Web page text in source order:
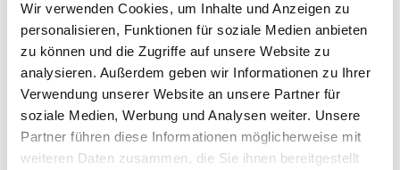
Wir verwenden Cookies, um Inhalte und Anzeigen zu
personalisieren, Funktionen für soziale Medien anbieten
zu können und die Zugriffe auf unsere Website zu
analysieren. Außerdem geben wir Informationen zu Ihrer
Verwendung unserer Website an unsere Partner für
soziale Medien, Werbung und Analysen weiter. Unsere
Partner führen diese Informationen möglicherweise mit
weiteren Daten zusammen, die Sie ihnen bereitgestellt
- Silberzwingen
- Langer Stiel